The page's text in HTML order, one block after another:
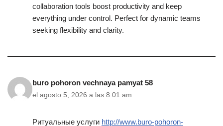
collaboration tools boost productivity and keep
everything under control. Perfect for dynamic teams
seeking flexibility and clarity.
buro pohoron vechnaya pamyat 58
el agosto 5, 2026 a las 8:01 am
Ритуальные услуги http://www.buro-pohoron-